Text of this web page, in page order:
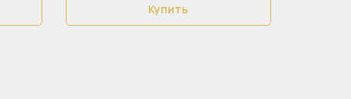
Купить